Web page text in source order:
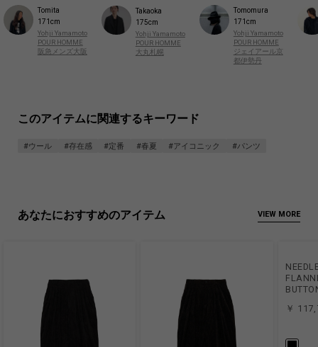
Tomita
171cm
Yohji Yamamoto
POUR HOMME
阪急メンズ大阪
Takaoka
175cm
Yohji Yamamoto
POUR HOMME
大丸札幌
Tomomura
171cm
Yohji Yamamoto
POUR HOMME
ジェイアール京
都伊勢丹
このアイテムに関連するキーワード
#ウール #存在感 #定番 #春夏 #アイコニック #パンツ
あなたにおすすめのアイテム VIEW MORE
￥